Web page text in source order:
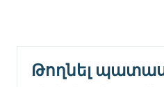
Թողնել